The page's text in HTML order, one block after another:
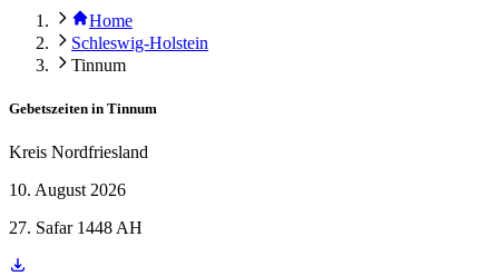
Home
Schleswig-Holstein
Tinnum
Gebetszeiten in Tinnum
Kreis Nordfriesland
10. August 2026
27. Safar 1448 AH